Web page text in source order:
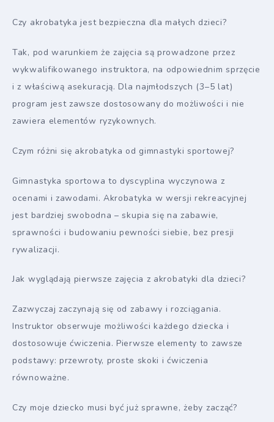
Czy akrobatyka jest bezpieczna dla małych dzieci?
Tak, pod warunkiem że zajęcia są prowadzone przez
wykwalifikowanego instruktora, na odpowiednim sprzęcie
i z właściwą asekuracją. Dla najmłodszych (3–5 lat)
program jest zawsze dostosowany do możliwości i nie
zawiera elementów ryzykownych.
Czym różni się akrobatyka od gimnastyki sportowej?
Gimnastyka sportowa to dyscyplina wyczynowa z
ocenami i zawodami. Akrobatyka w wersji rekreacyjnej
jest bardziej swobodna – skupia się na zabawie,
sprawności i budowaniu pewności siebie, bez presji
rywalizacji.
Jak wyglądają pierwsze zajęcia z akrobatyki dla dzieci?
Zazwyczaj zaczynają się od zabawy i rozciągania.
Instruktor obserwuje możliwości każdego dziecka i
dostosowuje ćwiczenia. Pierwsze elementy to zawsze
podstawy: przewroty, proste skoki i ćwiczenia
równoważne.
Czy moje dziecko musi być już sprawne, żeby zacząć?